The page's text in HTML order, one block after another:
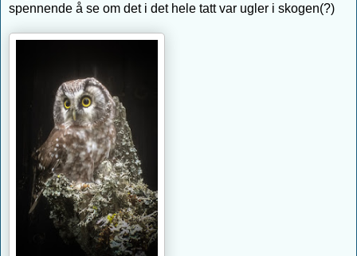
spennende å se om det i det hele tatt var ugler i skogen(?)